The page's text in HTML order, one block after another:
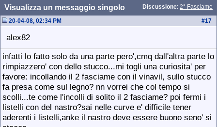
Discussione: 2° Fasciame
Visualizza un messaggio singolo
#17
20-04-08, 02:34 PM
alex82
infatti lo fatto solo da una parte pero',cmq dall'altra parte lo
rimpiazzero' con dello stucco...mi togli una curiosita' per
favore: incollando il 2 fasciame con il vinavil, sullo stucco
fa presa come sul legno? nn vorrei che col tempo si
scolli...te come l'incolli di solito il 2 fasciame? poi fermi i
listelli con del nastro?sai nelle curve e' difficile tener
aderenti i listelli,anke il nastro deve essere buono seno' si